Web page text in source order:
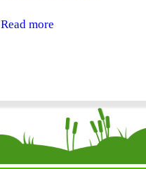
Read more